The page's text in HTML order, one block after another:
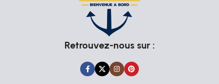
techniques artisanales traditionnelles. Nos produits ne sont
pas seulement décoratifs, ils racontent une histoire et
apportent une touche d’authenticité à votre quotidien.
Explorez notre Collection Serviettes
Plongez dans notre collection et laissez-vous inspirer par la
Retrouvez-nous sur :